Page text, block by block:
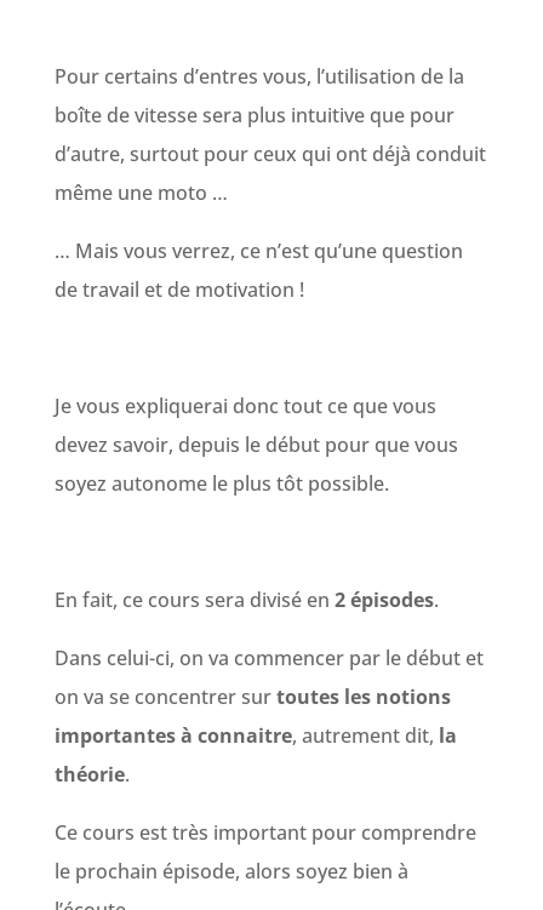
Pour certains d’entres vous, l’utilisation de la
boîte de vitesse sera plus intuitive que pour
d’autre, surtout pour ceux qui ont déjà conduit
même une moto …
… Mais vous verrez, ce n’est qu’une question
de travail et de motivation !
Je vous expliquerai donc tout ce que vous
devez savoir, depuis le début pour que vous
soyez autonome le plus tôt possible.
En fait, ce cours sera divisé en 2 épisodes.
Dans celui-ci, on va commencer par le début et
on va se concentrer surtoutes les notions
importantes à connaitre, autrement dit, la
théorie.
Ce cours est très important pour comprendre
le prochain épisode, alors soyez bien à